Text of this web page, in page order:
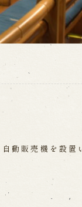
自動販売機を設置